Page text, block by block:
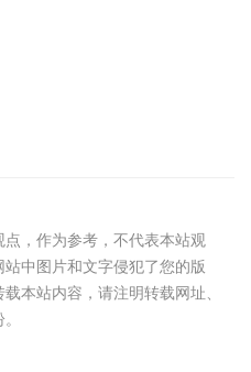
点，作为参考，不代表本站观
中图片和文字侵犯了您的版
本站内容，请注明转载网址、